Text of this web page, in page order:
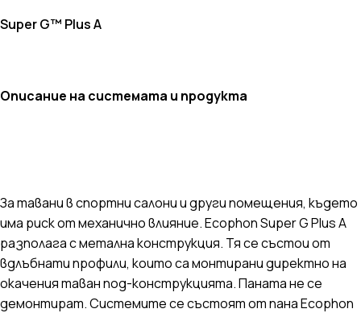
SuperG™ Plus A
Описание на системата и продукта
За тавани в спортни салони и други помещения, където
има риск от механично влияние. Ecophon Super G Plus A
разполага с метална конструкция. Тя се състои от
вдлъбнати профили, които са монтирани директно на
окачения таван под-конструкцията. Паната не се
демонтират. Системите се състоят от пана Ecophon